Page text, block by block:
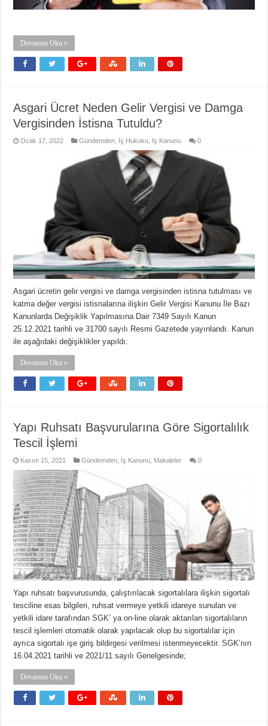
Devamını Oku »
Asgari Ücret Neden Gelir Vergisi ve Damga
Vergisinden İstisna Tutuldu?
Ocak 17, 2022 Gündemden İş Hukuku İş Kanunu 0
Asgari ücretin gelir vergisi ve damga vergisinden istisna tutulması ve
katma değer vergisi istisnalarına ilişkin Gelir Vergisi Kanunu İle Bazı
Kanunlarda Değişiklik Yapılmasına Dair 7349 Sayılı Kanun
25.12.2021 tarihli ve 31700 sayılı Resmi Gazetede yayınlandı. Kanun
ile aşağıdaki değişiklikler yapıldı:
Devamını Oku »
Yapı Ruhsatı Başvurularına Göre Sigortalılık
Tescil İşlemi
Kasım 15, 2021 Gündemden İş Kanunu Makaleler 0
Yapı ruhsatı başvurusunda, çalıştırılacak sigortalılara ilişkin sigortalı
tesciline esas bilgileri, ruhsat vermeye yetkili idareye sunulan ve
yetkili idare tarafından SGK’ ya on-line olarak aktarılan sigortalıların
tescil işlemleri otomatik olarak yapılacak olup bu sigortalılar için
ayrıca sigortalı işe giriş bildirgesi verilmesi istenmeyecektir. SGK’nın
16.04.2021 tarihli ve 2021/11 sayılı Genelgesinde;
Devamını Oku »